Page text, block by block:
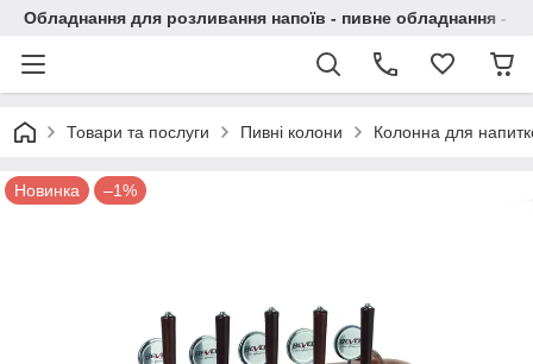
Обладнання для розливання напоїв - пивне обладнання - в
Товари та послуги Пивні колони Колонна для
Новинка –1%